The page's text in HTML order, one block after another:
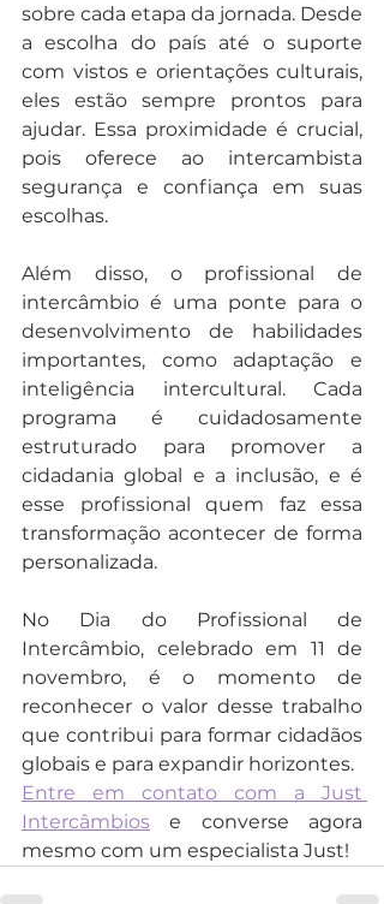
sobre cada etapa da jornada. Desde
a escolha do país até o suporte
com vistos e orientações culturais,
eles estão sempre prontos para
ajudar. Essa proximidade é crucial,
pois oferece ao intercambista
segurança e confiança em suas
escolhas.
Além disso, o profissional de
intercâmbio é uma ponte para o
desenvolvimento de habilidades
importantes, como adaptação e
inteligência intercultural. Cada
programa é cuidadosamente
estruturado para promover a
cidadania global e a inclusão, e é
esse profissional quem faz essa
transformação acontecer de forma
personalizada.
No Dia do Profissional de
Intercâmbio, celebrado em 11 de
novembro, é o momento de
reconhecer o valor desse trabalho
que contribui para formar cidadãos
globais e para expandir horizontes.
Entre em contato com a Just
Intercâmbios e converse agora
mesmo com um especialista Just!